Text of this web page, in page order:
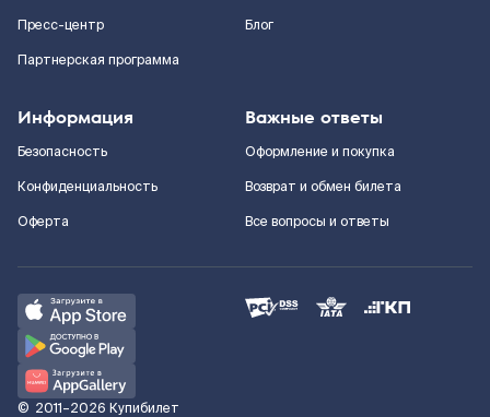
Пресс-центр
Партнерская программа
Блог
Информация
Безопасность
Конфиденциальность
Оферта
Важные ответы
Оформление и покупка
Возврат и обмен билета
Все вопросы и ответы
© 2011–2026 Купибилет